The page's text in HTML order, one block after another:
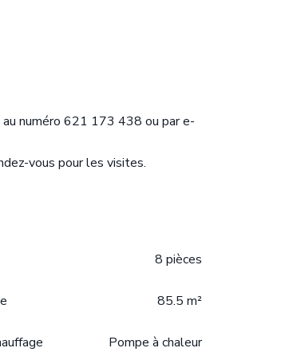
numéro 621 173 438 ou par e-
vous pour les visites.
8 pièces
85.5 m²
Pompe à chaleur